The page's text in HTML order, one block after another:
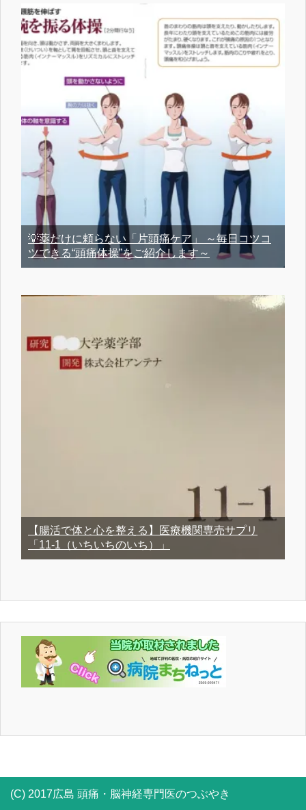
💡薬だけに頼らない「片頭痛ケア」 ～毎日コツコ
ツできる“頭痛体操”をご紹介します～
【腸活で体と心を整える】医療機関専売サプリ
「11-1（いちいちのいち）」
(C) 2017広島 頭痛・脳神経専門医のつぶやき